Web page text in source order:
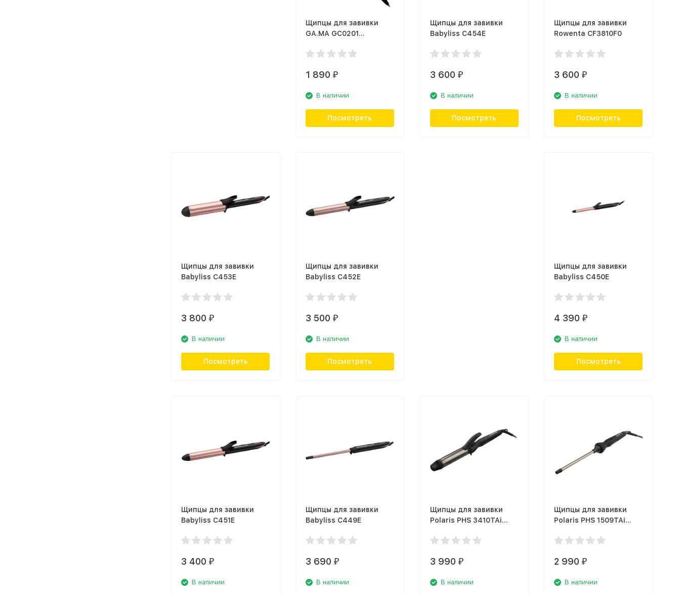
Щипцы для завивки
GA.MA GC0201
1 890 ₽
В наличии
Посмотреть
Щипцы для завивки
Babyliss C454E
3 600 ₽
В наличии
Посмотреть
Щипцы для завивки
Rowenta CF3810F0
3 600₽
В наличии
Посмотреть
Щипцы для завивки
Babyliss C453E
3 800 ₽
В наличии
Посмотреть
Щипцы для завивки
Babyliss C452E
3 500 ₽
В наличии
Посмотреть
Щипцы для завивки
Babyliss C450E
4 390₽
В наличии
Посмотреть
Щипцы для завивки
Babyliss C451E
3 400 ₽
В наличии
Щипцы для завивки
Babyliss C449E
3 690 ₽
В наличии
Щипцы для завивки
Polaris PHS 3410TAi
3 990 ₽
В наличии
Щипцы для завивки
Polaris PHS 1509TAi
2 990₽
В наличии